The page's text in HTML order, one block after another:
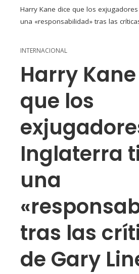
Harry Kane dice que los
una «responsabilidad» tras las
INTERNACIONAL
Harry
que los
Inglaterra
una
tras las
de Gary